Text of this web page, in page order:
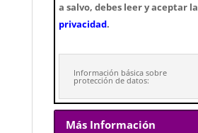
a salvo, debes leer y aceptar la
privacidad.
Información básica sobre
protección de datos:
Más Información